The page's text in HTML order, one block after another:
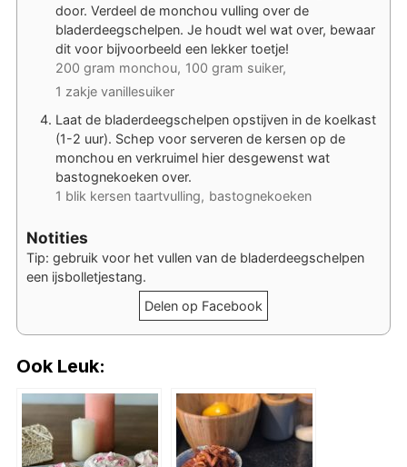
door. Verdeel de monchou vulling over de
bladerdeegschelpen. Je houdt wel wat over, bewaar
dit voor bijvoorbeeld een lekker toetje!
200 gram monchou, 100 gram suiker,
1 zakje vanillesuiker
Laat de bladerdeegschelpen opstijven in de koelkast
(1-2 uur). Schep voor serveren de kersen op de
monchou en verkruimel hier desgewenst wat
bastognekoeken over.
1 blik kersen taartvulling, bastognekoeken
Notities
Tip: gebruik voor het vullen van de bladerdeegschelpen
een ijsbolletjestang.
Delen op Facebook
Ook Leuk: